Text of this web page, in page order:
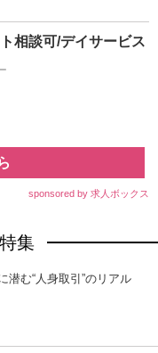
相談可/デイサービス
sponsored by 求人ボックス
集
潜む“人身取引”のリアル